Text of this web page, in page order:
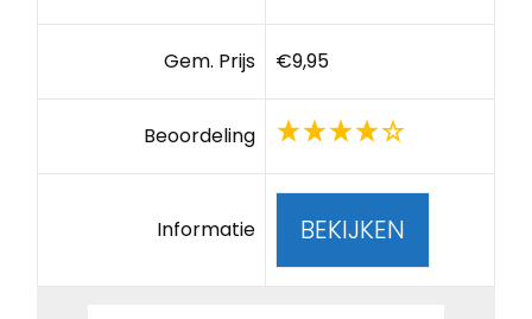
Gem. Prijs €9,95
Beoordeling
Informatie BEKIJKEN